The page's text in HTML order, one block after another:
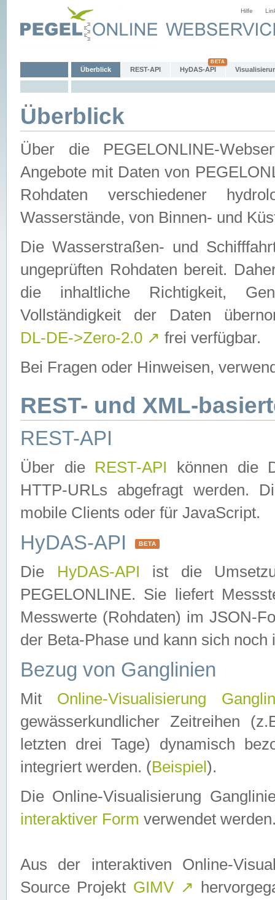
Hilfe
Überblick REST-API HyDAS-API
Überblick
Über die PEGELONLINE-
Angebote mit Daten von
Rohdaten verschiedener
Wasserstände, von Binnen- und
Die Wasserstraßen- und
ungeprüften Rohdaten bereit.
die inhaltliche Richtigkeit,
Vollständigkeit der Daten
DL-DE->Zero-2.0 ↗ frei verfügbar.
Bei Fragen oder Hinweisen,
REST- und XML-
REST-API
Über die REST-API können die
HTTP-URLs abgefragt werden.
mobile Clients oder für JavaScript.
HyDAS-API BETA
Die HyDAS-API ist die
PEGELONLINE. Sie liefert
Messwerte (Rohdaten) im JSON-
der Beta-Phase und kann sich noch
Bezug von Ganglinien
Mit Online-Visualisierung
gewässerkundlicher Zeitreihen
letzten drei Tage) dynamisch
integriert werden. (Beispiel ).
Die Online-Visualisierung
interaktiver Form verwendet
Aus der interaktiven Online-
Source Projekt GIMV ↗